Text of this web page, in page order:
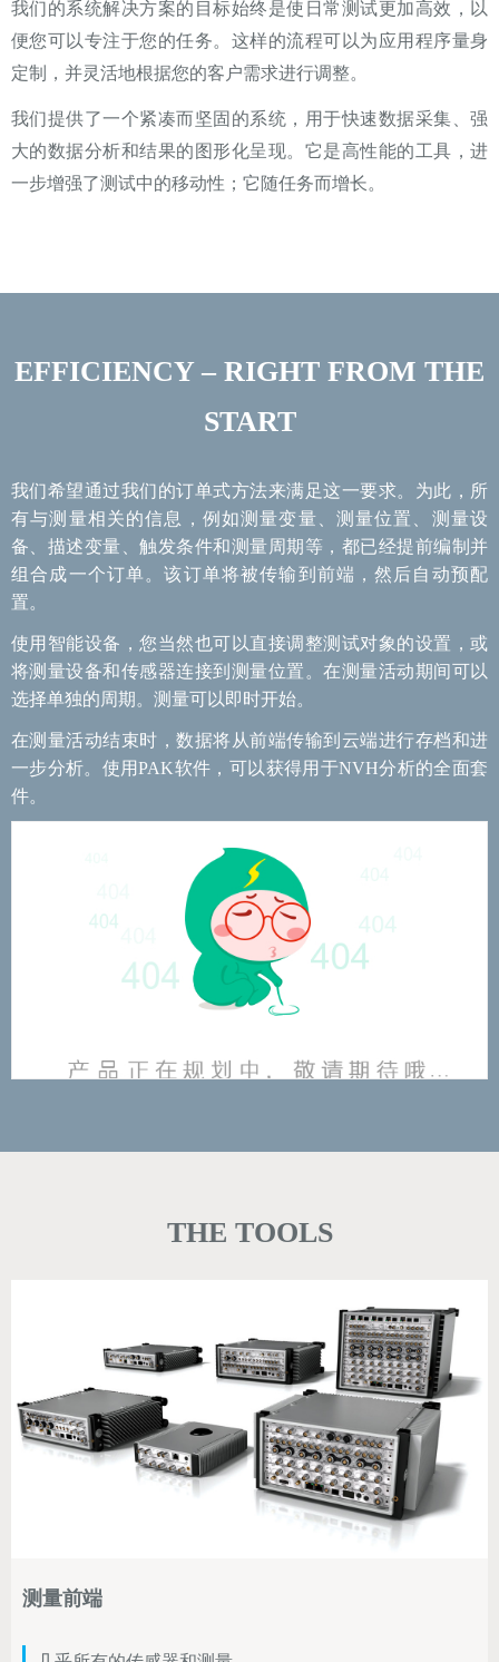
我们的系统解决方案的目标始终是使日常测试更加高效，以
便您可以专注于您的任务。这样的流程可以为应用程序量身
定制，并灵活地根据您的客户需求进行调整。
我们提供了一个紧凑而坚固的系统，用于快速数据采集、强
大的数据分析和结果的图形化呈现。它是高性能的工具，进
一步增强了测试中的移动性；它随任务而增长。
EFFICIENCY – RIGHT FROM THE
START
我们希望通过我们的订单式方法来满足这一要求。为此，所
有与测量相关的信息，例如测量变量、测量位置、测量设
备、描述变量、触发条件和测量周期等，都已经提前编制并
组合成一个订单。该订单将被传输到前端，然后自动预配
置。
使用智能设备，您当然也可以直接调整测试对象的设置，或
将测量设备和传感器连接到测量位置。在测量活动期间可以
选择单独的周期。测量可以即时开始。
在测量活动结束时，数据将从前端传输到云端进行存档和进
一步分析。使用PAK软件，可以获得用于NVH分析的全面套
件。
THE TOOLS
测量前端